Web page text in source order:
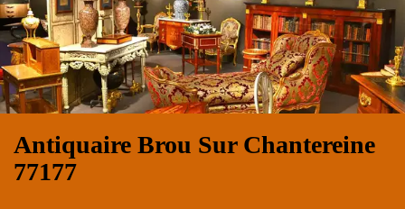
Antiquaire Brou Sur Chantereine
77177